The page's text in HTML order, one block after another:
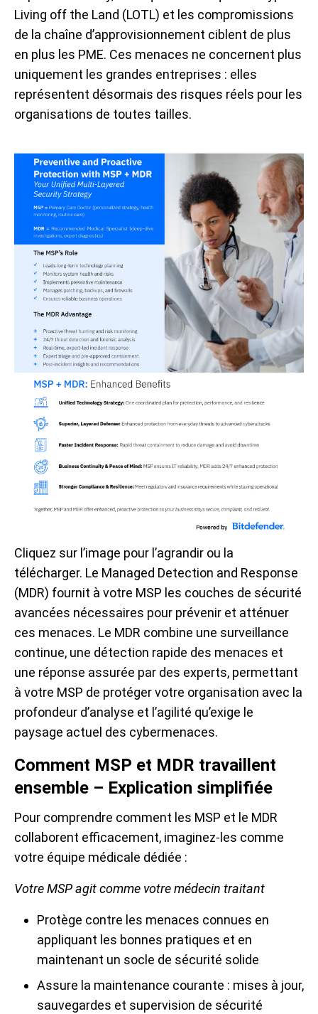
Living off the Land (LOTL) et les compromissions
de la chaîne d’approvisionnement ciblent de plus
en plus les PME. Ces menaces ne concernent plus
uniquement les grandes entreprises : elles
représentent désormais des risques réels pour les
organisations de toutes tailles.
Cliquez sur l’image pour l’agrandir ou la
télécharger. Le Managed Detection and Response
(MDR) fournit à votre MSP les couches de sécurité
avancées nécessaires pour prévenir et atténuer
ces menaces. Le MDR combine une surveillance
continue, une détection rapide des menaces et
une réponse assurée par des experts, permettant
à votre MSP de protéger votre organisation avec la
profondeur d’analyse et l’agilité qu’exige le
paysage actuel des cybermenaces.
Comment MSP et MDR travaillent
ensemble – Explication simplifiée
Pour comprendre comment les MSP et le MDR
collaborent efficacement, imaginez-les comme
votre équipe médicale dédiée :
Votre MSP agit comme votre médecin traitant
Protège contre les menaces connues en
appliquant les bonnes pratiques et en
maintenant un socle de sécurité solide
Assure la maintenance courante : mises à jour,
sauvegardes et supervision de sécurité